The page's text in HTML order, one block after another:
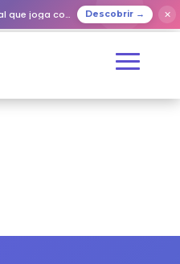
seus entes queridos Descobrir → ✕